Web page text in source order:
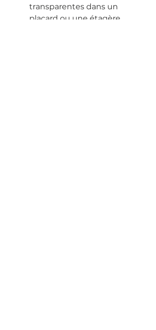
transparentes dans un
placard ou une étagère.